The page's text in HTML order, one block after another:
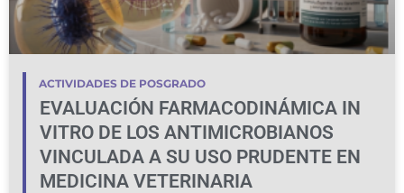
ACTIVIDADES DE POSGRADO
EVALUACIÓN FARMACODINÁMICA IN
VITRO DE LOS ANTIMICROBIANOS
VINCULADA A SU USO PRUDENTE EN
MEDICINA VETERINARIA